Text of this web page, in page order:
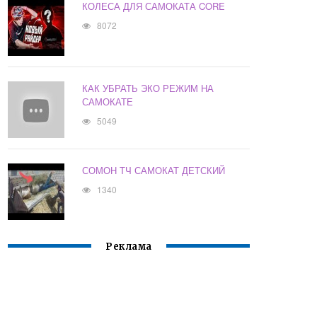
КОЛЕСА ДЛЯ САМОКАТА CORE
8072
КАК УБРАТЬ ЭКО РЕЖИМ НА
САМОКАТЕ
5049
СОМОН ТЧ САМОКАТ ДЕТСКИЙ
1340
Реклама